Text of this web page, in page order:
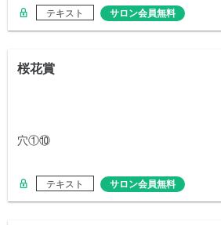
テキスト サロン会員無料
桜花賞
穴①⑩
テキスト サロン会員無料